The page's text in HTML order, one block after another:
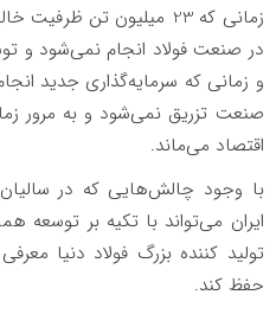
زمانی که 23 میلیون تن
در صنعت فولاد انجام نمی‌شود و
و زمانی که سرمایه‌گذاری جدید
صنعت تزریق نمی‌شود و به مرور
اقتصاد می‌ماند.
با وجود چالش‌هایی که در
تولید کننده بزرگ فولاد دنیا
حفظ کند.